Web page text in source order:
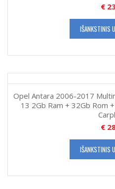
€
IŠANKSTINIS
Opel Antara 2006-2017
13 2Gb Ram + 32Gb Rom
€
IŠANKSTINIS